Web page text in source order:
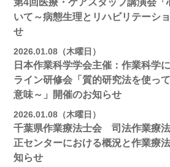
第4回医療・ケアスタッフ講演会
いて～病態生理とリハビリテーシ
せ
2026.01.08（木曜日）
日本作業科学学会主催：作業科学
ライン研修会「質的研究法を使っ
意味～」開催のお知らせ
2026.01.08（木曜日）
千葉県作業療法士会 司法作業療
正センターにおける概況と作業療
知らせ